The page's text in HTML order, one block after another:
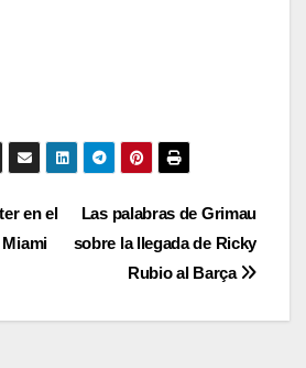
Las palabras de Grimau
sobre la llegada de Ricky
Rubio al Barça
en el